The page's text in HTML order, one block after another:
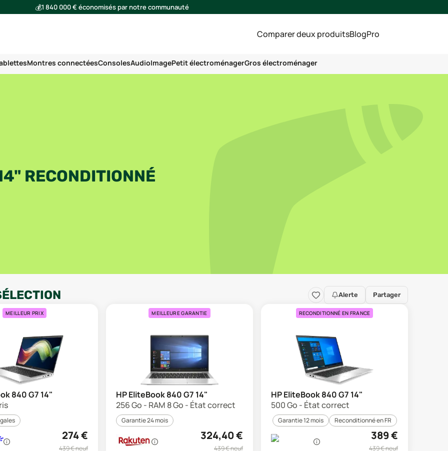
💰1 840 000 € économisés par notre communauté
Comparer deux produitsBlogPro
Montres connectéesConsolesAudioImagePetit électroménagerGros électroménager
RECONDITIONNÉ
Alerte Partager
MEILLEUR PRIX
840 G7 14"
274€
439€ neuf
MEILLEURE GARANTIE
HP EliteBook 840 G7 14"
256 Go - RAM 8 Go - État correct
Garantie 24 mois
324,40€
439€ neuf
RECONDITIONNÉ EN FRANCE
HP EliteBook 840 G7 14"
500 Go - État correct
Garantie 12 mois Reconditionné en FR
389€
439€ neuf